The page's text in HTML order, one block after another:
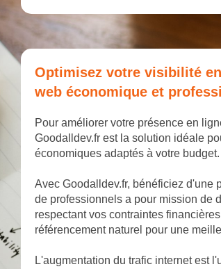
Optimisez votre visibilité
web économique et
Pour améliorer votre présence en
Goodalldev.fr est la solution idéale
économiques adaptés à votre budget.
Avec Goodalldev.fr, bénéficiez d'une
de professionnels a pour mission de
respectant vos contraintes
référencement naturel pour une
L'augmentation du trafic internet est